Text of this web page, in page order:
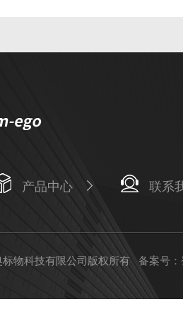
产品中心 联系
物科技有限公司版权所有 备案号：